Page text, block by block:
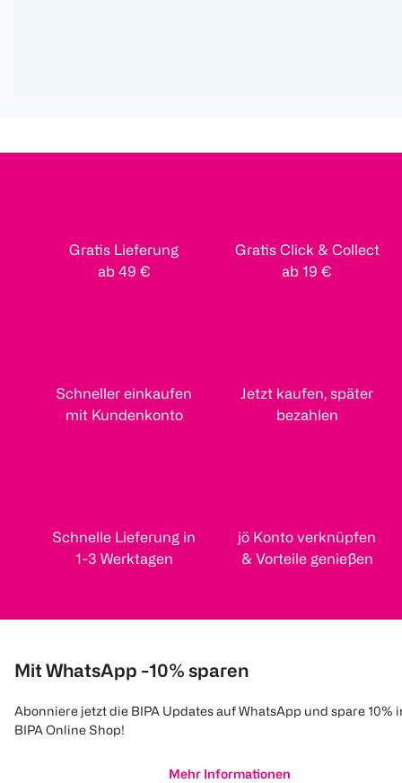
Gratis Lieferung
ab 49 €
Gratis Click & Collect
ab 19 €
Schneller einkaufen
mit Kundenkonto
Jetzt kaufen, später
bezahlen
Schnelle Lieferung in
1-3 Werktagen
jö Konto verknüpfen
& Vorteile genießen
Mit WhatsApp -10% sparen
Abonniere jetzt die BIPA Updates auf WhatsApp und spare 10%
BIPA Online Shop!
Mehr Informationen